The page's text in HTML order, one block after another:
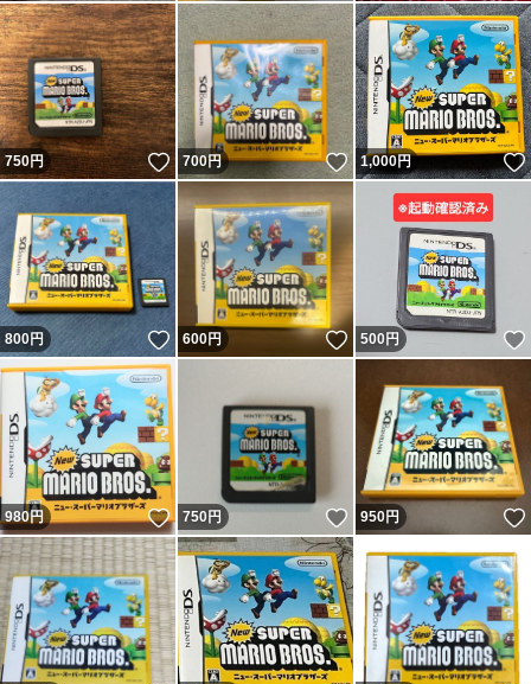
750円 いいね！
700円 いいね！
1,000円
800円 いいね！
600円 いいね！
500円
980円 いいね！
750円 いいね！
950円